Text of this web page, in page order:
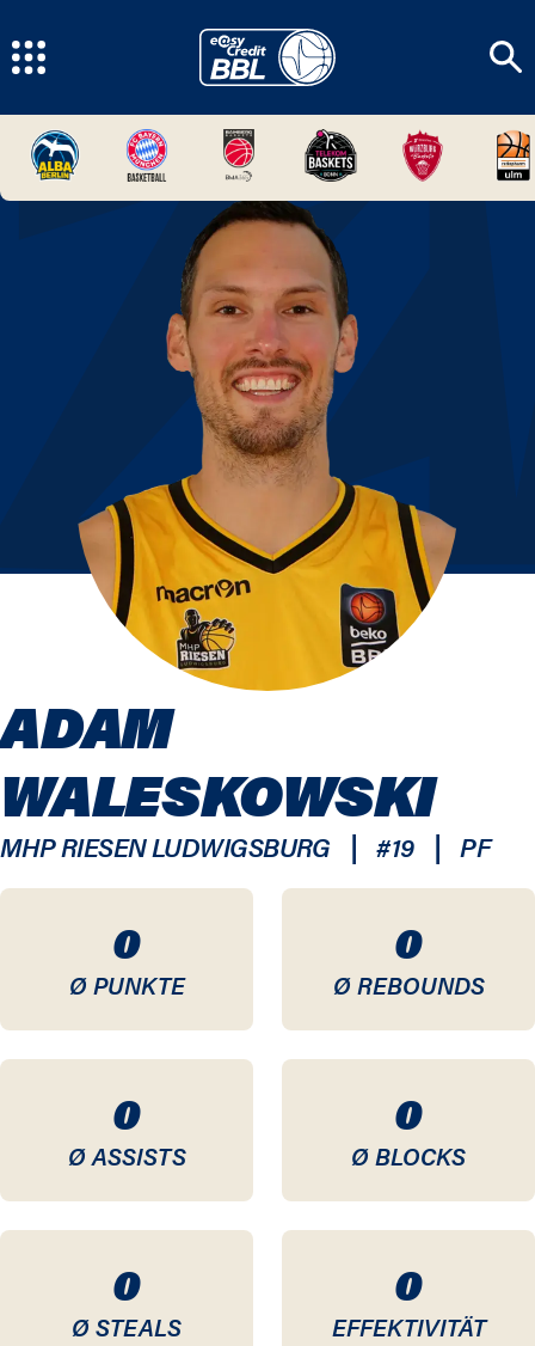
0
Ø PUNKTE
0
Ø REBOUNDS
0
Ø ASSISTS
0
Ø BLOCKS
0
Ø STEALS
0
EFFEKTIVITÄT
ADAM
WALESKOWSKI
MHP RIESEN LUDWIGSBURG | #19 | PF